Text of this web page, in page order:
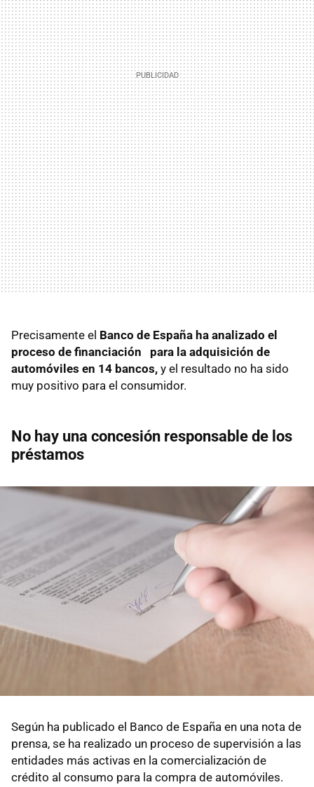
Precisamente el Banco de España ha analizado el
proceso de financiación para la adquisición de
automóviles en 14 bancos, y el resultado no ha sido
muy positivo para el consumidor.
No hay una concesión responsable de los
préstamos
Según ha publicado el Banco de España en una nota de
prensa, se ha realizado un proceso de supervisión a las
entidades más activas en la comercialización de
crédito al consumo para la compra de automóviles.